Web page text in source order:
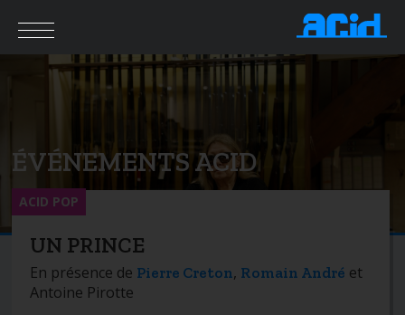
ÉVÉNEMENTS ACID
UN PRINCE
En présence de Pierre Creton, Romain André et
Antoine Pirotte
ACID POP